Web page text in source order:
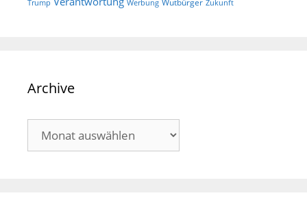
Trump Werbung Wutbürger Zukunft
Archive